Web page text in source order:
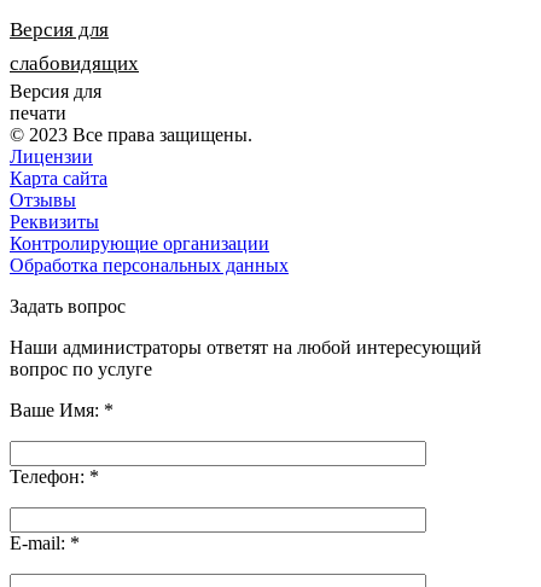
Версия для
слабовидящих
Версия для
печати
© 2023 Все права защищены.
Лицензии
Карта сайта
Отзывы
Реквизиты
Контролирующие организации
Обработка персональных данных
Задать вопрос
Наши администраторы ответят на любой интересующий
вопрос по услуге
Ваше Имя: *
Телефон: *
E-mail: *